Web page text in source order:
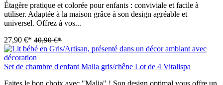
Étagère pratique et colorée pour enfants : conviviale et facile à
utiliser. Adaptée à la maison grâce à son design agréable et
universel. Offrez à vos...
27,90 €* 40,90 €*
Set de chambre d'enfant Malia gris/chêne Lot de 4 Vitalispa
Faites le bon choix avec "Malia" ! Son design optimal vous offre un